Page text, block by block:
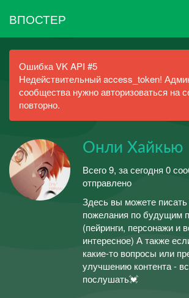
ВПОСТЕР
Ошибка VK API #5
Недействительный access_token!
сообщества нужно авторизоваться на
повторно.
Онли Хайкью
Всего 9, за сегодня 0
отправлено
Здесь вы можете
пожелания по будущим
(пейринги, персонажи и
интересное) А также
какие-то вопросы или
улучшению контента -
послушать💓